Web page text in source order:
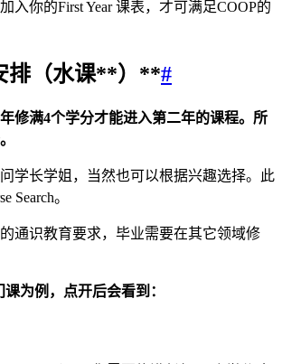
入你的First Year 课表，才可满足COOP的
排（水课**）**#
修满4个学分才能进入第二年的课程。所
学长学姐，当然也可以根据兴趣选择。此
Search。
通识教育要求，毕业需要在其它领域修
为例，点开后会看到：